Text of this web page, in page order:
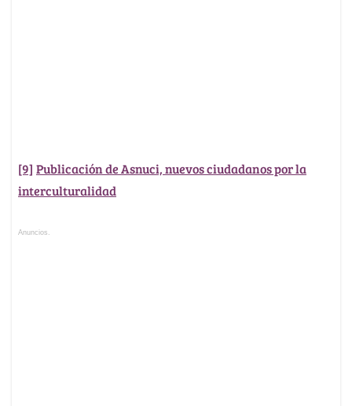
[9] Publicación de Asnuci, nuevos ciudadanos por la
interculturalidad
Anuncios.